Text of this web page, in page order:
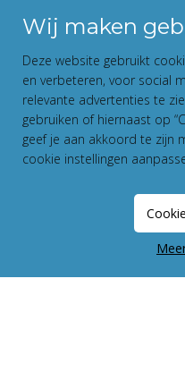
Wij maken
Deze website gebruikt
en verbeteren, voor social
relevante advertenties te
gebruiken of hiernaast op
geef je aan akkoord te zijn
cookie instellingen